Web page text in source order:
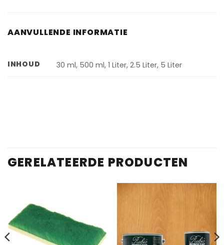
AANVULLENDE INFORMATIE
INHOUD 30 ml, 500 ml, 1 Liter, 2.5 Liter, 5 Liter
GERELATEERDE PRODUCTEN